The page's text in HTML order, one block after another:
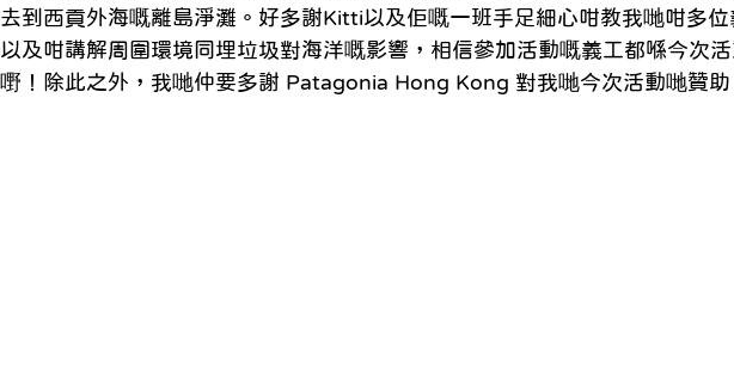
去到西貢外海嘅離島淨灘。好多謝Kitti以及佢嘅一班手足細心咁教我哋咁多
以及咁講解周圍環境同埋垃圾對海洋嘅影響，相信參加活動嘅義工都喺今次
嘢！除此之外，我哋仲要多謝 Patagonia Hong Kong 對我哋今次活動哋贊助